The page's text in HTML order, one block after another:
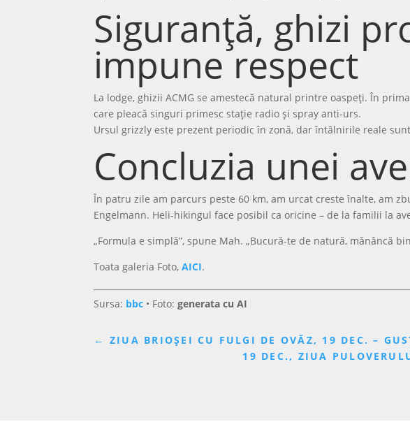
Siguranță, ghizi
impune respect
La lodge, ghizii ACMG se amestecă natural printre oaspeți. În
care pleacă singuri primesc stație radio și spray anti-urs.
Ursul grizzly este prezent periodic în zonă, dar întâlnirile reale
Concluzia unei
În patru zile am parcurs peste 60 km, am urcat creste înalte, am
Engelmann. Heli-hikingul face posibil ca oricine – de la familii la
„Formula e simplă”, spune Mah. „Bucură-te de natură, mănâncă
Toata galeria Foto,AICI.
Sursa: bbc • Foto:generata cu AI
← ZIUA BRIOȘEI CU FULGI DE OVĂZ, 19 DEC. –
19 DEC., ZIUA